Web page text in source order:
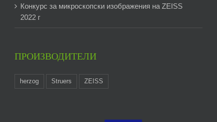
Конкурс за микроскопски изображения на ZEISS
2022 г
ПРОИЗВОДИТЕЛИ
herzog Struers ZEISS